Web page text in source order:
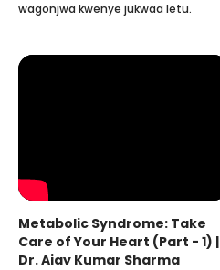
wagonjwa kwenye jukwaa letu.
Metabolic Syndrome: Take
Care of Your Heart (Part - 1) |
Dr. Ajay Kumar Sharma